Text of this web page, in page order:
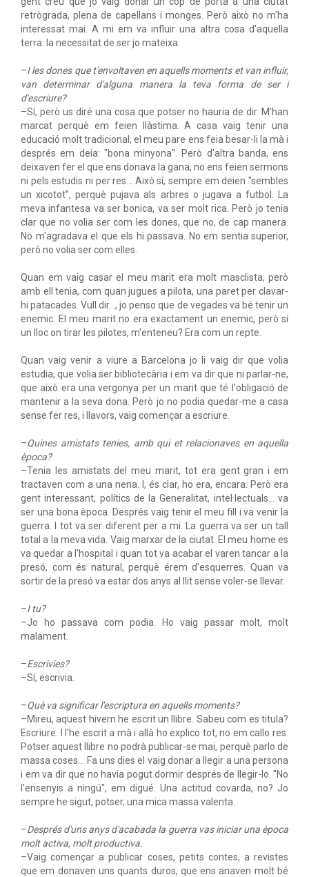
retrògrada, plena de capellans i monges. Però això no m'ha
interessat mai. A mi em va influir una altra cosa d'aquella
terra: la necessitat de ser jo mateixa.
–I les dones que t'envoltaven en aquells moments et van influir,
van determinar d'alguna manera la teva forma de ser i
d'escriure?
–Sí, però us diré una cosa que potser no hauria de dir. M'han
marcat perquè em feien llàstima. A casa vaig tenir una
educació molt tradicional, el meu pare ens feia besar-li la mà i
després em deia: "bona minyona". Però d'altra banda, ens
deixaven fer el que ens donava la gana, no ens feien sermons
ni pels estudis ni per res… Això sí, sempre em deien "sembles
un xicotot", perquè pujava als arbres o jugava a futbol. La
meva infantesa va ser bonica, va ser molt rica. Però jo tenia
clar que no volia ser com les dones, que no, de cap manera.
No m'agradava el que els hi passava. No em sentia superior,
però no volia ser com elles.
Quan em vaig casar el meu marit era molt masclista, però
amb ell tenia, com quan jugues a pilota, una paret per clavar-
hi patacades. Vull dir…, jo penso que de vegades va bé tenir un
enemic. El meu marit no era exactament un enemic, però sí
un lloc on tirar les pilotes, m'enteneu? Era com un repte.
Quan vaig venir a viure a Barcelona jo li vaig dir que volia
estudia, que volia ser bibliotecària i em va dir que ni parlar-ne,
que això era una vergonya per un marit que té l'obligació de
mantenir a la seva dona. Però jo no podia quedar-me a casa
sense fer res, i llavors, vaig començar a escriure.
–Quines amistats tenies, amb qui et relacionaves en aquella
època?
–Tenia les amistats del meu marit, tot era gent gran i em
tractaven com a una nena. I, és clar, ho era, encara. Però era
gent interessant, polítics de la Generalitat, intel·lectuals… va
ser una bona època. Després vaig tenir el meu fill i va venir la
guerra. I tot va ser diferent per a mi. La guerra va ser un tall
total a la meva vida. Vaig marxar de la ciutat. El meu home es
va quedar a l'hospital i quan tot va acabar el varen tancar a la
presó, com és natural, perquè érem d'esquerres. Quan va
sortir de la presó va estar dos anys al llit sense voler-se llevar.
–I tu?
–Jo ho passava com podia. Ho vaig passar molt, molt
malament.
–Escrivies?
–Sí, escrivia.
–Què va significar l'escriptura en aquells moments?
–Mireu, aquest hivern he escrit un llibre. Sabeu com es titula?
Escriure. I l'he escrit a mà i allà ho explico tot, no em callo res.
Potser aquest llibre no podrà publicar-se mai, perquè parlo de
massa coses… Fa uns dies el vaig donar a llegir a una persona
i em va dir que no havia pogut dormir després de llegir-lo. "No
l'ensenyis a ningú", em digué. Una actitud covarda, no? Jo
sempre he sigut, potser, una mica massa valenta.
–Després d'uns anys d'acabada la guerra vas iniciar una època
molt activa, molt productiva.
–Vaig començar a publicar coses, petits contes, a revistes
que em donaven uns quants duros, que ens anaven molt bé